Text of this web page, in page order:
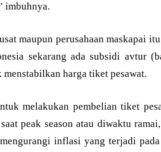
imbuhnya.
maupun perusahaan maskapai
sekarang ada subsidi avtur
harga tiket pesawat.
melakukan pembelian tiket
peak season atau diwaktu
inflasi yang terjadi pada